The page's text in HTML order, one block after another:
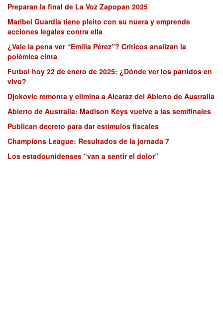
Preparan la final de La Voz Zapopan 2025
Maribel Guardia tiene pleito con su nuera y emprende
acciones legales contra ella
¿Vale la pena ver “Emilia Pérez”? Críticos analizan la
polémica cinta
Futbol hoy 22 de enero de 2025: ¿Dónde ver los partidos en
vivo?
Djokovic remonta y elimina a Alcaraz del Abierto de Australia
Abierto de Australia: Madison Keys vuelve a las semifinales
Publican decreto para dar estímulos fiscales
Champions League: Resultados de la jornada 7
Los estadounidenses “van a sentir el dolor”